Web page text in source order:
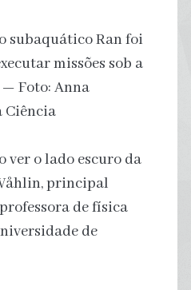
subaquático Ran foi
missões sob a
Foto: Anna
Ciência
ver o lado escuro da
principal
de física
de